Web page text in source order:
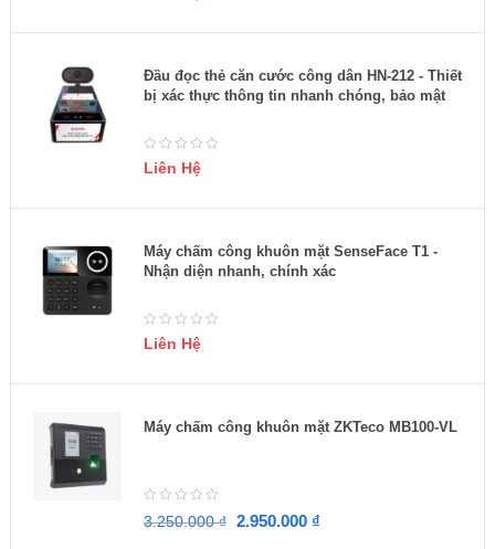
Đầu đọc thẻ căn cước công dân HN-212 - Thiết
bị xác thực thông tin nhanh chóng, bảo mật
Liên Hệ
Máy chấm công khuôn mặt SenseFace T1 -
Nhận diện nhanh, chính xác
Liên Hệ
Máy chấm công khuôn mặt ZKTeco MB100-VL
3.250.000₫ 2.950.000 ₫